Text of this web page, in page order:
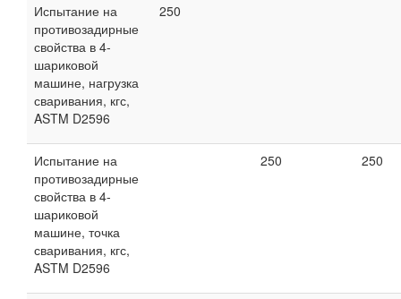
Испытание на
противозадирные
свойства в 4-
шариковой
машине, нагрузка
сваривания, кгс,
ASTM D2596
250
Испытание на
противозадирные
свойства в 4-
шариковой
машине, точка
сваривания, кгс,
ASTM D2596
250 250